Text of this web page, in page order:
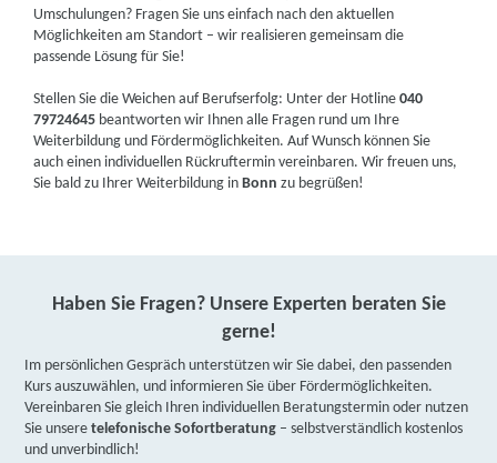
Umschulungen? Fragen Sie uns einfach nach den aktuellen
Möglichkeiten am Standort – wir realisieren gemeinsam die
passende Lösung für Sie!
Stellen Sie die Weichen auf Berufserfolg: Unter der Hotline040
79724645 beantworten wir Ihnen alle Fragen rund um Ihre
Weiterbildung und Fördermöglichkeiten. Auf Wunsch können Sie
auch einen individuellen Rückruftermin vereinbaren. Wir freuen uns,
Sie bald zu Ihrer Weiterbildung inBonn zu begrüßen!
Haben Sie Fragen? Unsere Experten beraten Sie
gerne!
Im persönlichen Gespräch unterstützen wir Sie dabei, den passenden
Kurs auszuwählen, und informieren Sie über Fördermöglichkeiten.
Vereinbaren Sie gleich Ihren individuellen Beratungstermin oder nutzen
Sie unseretelefonische Sofortberatung – selbstverständlich kostenlos
und unverbindlich!